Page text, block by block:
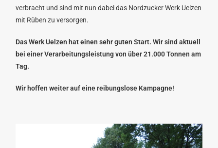
verbracht und sind mit nun dabei das Nordzucker Werk Uelzen
mit Rüben zu versorgen.
Das Werk Uelzen hat einen sehr guten Start. Wir sind aktuell
bei einer Verarbeitungsleistung von über 21.000 Tonnen am
Tag.
Wir hoffen weiter auf eine reibungslose Kampagne!